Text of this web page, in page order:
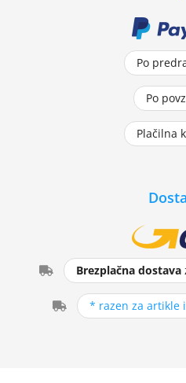
Po
Po
Plačilna
Brezplačna dostava
* razen za artikle